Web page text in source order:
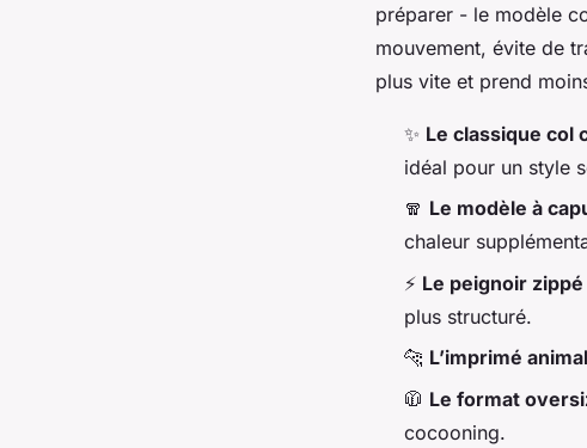
préparer - le modèle
mouvement, évite de
plus vite et prend
✨ Le classique col
idéal pour un style
🧣 Le modèle à
chaleur
⚡️ Le peignoir zippé
plus structuré.
🐆 L’imprimé
🧥 Le format
cocooning.